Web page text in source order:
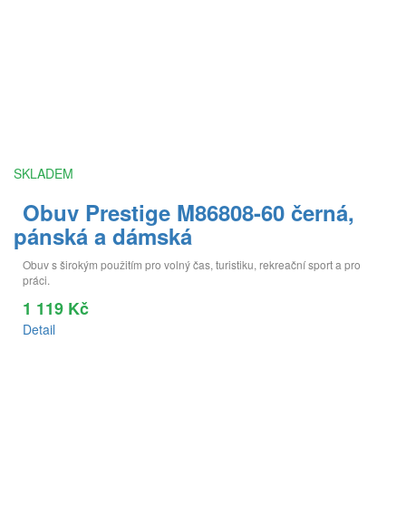
SKLADEM
Obuv Prestige M86808-60 černá,
pánská a dámská
Obuv s širokým použitím pro volný čas, turistiku, rekreační sport a pro
práci.
1 119 Kč
Detail